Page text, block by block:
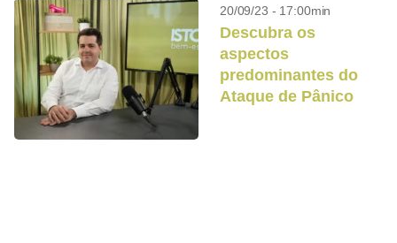
20/09/23 - 17:00min
Descubra os
aspectos
predominantes do
Ataque de Pânico